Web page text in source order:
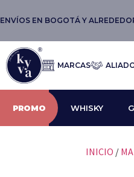
ENVÍOS EN BOGOTÁ Y
MARCAS
PROMO WHISKY
INICIO /